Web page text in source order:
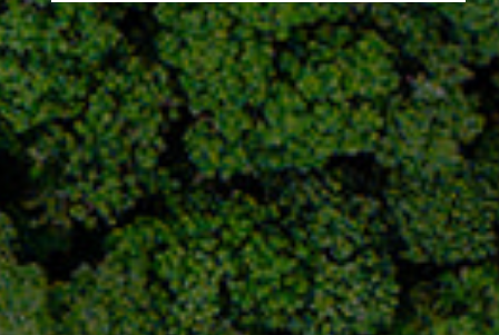
Formulaire de contact